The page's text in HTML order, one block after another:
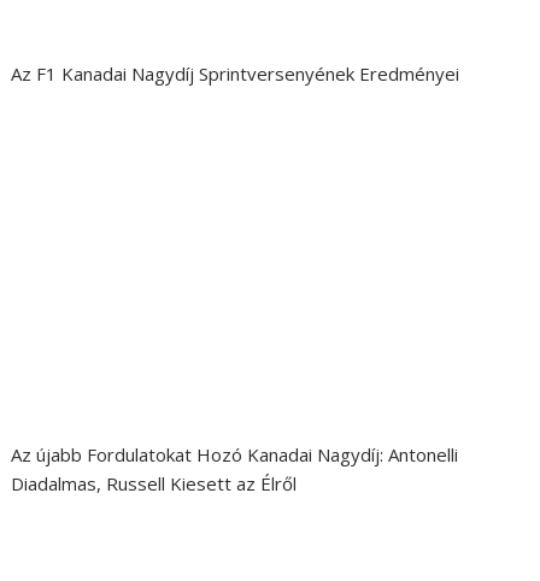
Az F1 Kanadai Nagydíj Sprintversenyének Eredményei
Az újabb Fordulatokat Hozó Kanadai Nagydíj: Antonelli
Diadalmas, Russell Kiesett az Élről